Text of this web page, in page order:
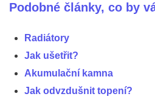
Podobné články, co by
Radiátory
Jak ušetřit?
Akumulační kamna
Jak odvzdušnit topení?